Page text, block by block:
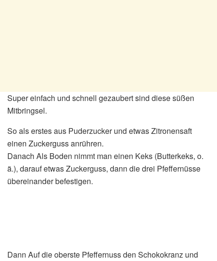
Super einfach und schnell gezaubert sind diese süßen
Mitbringsel.
So als erstes aus Puderzucker und etwas Zitronensaft
einen Zuckerguss anrühren.
Danach Als Boden nimmt man einen Keks (Butterkeks, o.
ä.), darauf etwas Zuckerguss, dann die drei Pfeffernüsse
übereinander befestigen.
Dann Auf die oberste Pfeffernuss den Schokokranz und